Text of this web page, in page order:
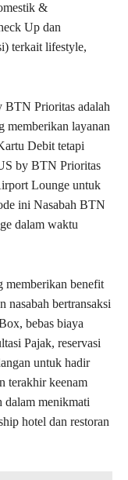
&
Up dan
terkait lifestyle,
BTN Prioritas adalah
memberikan layanan
Debit tetapi
by BTN Prioritas
Lounge untuk
ini Nasabah BTN
dalam waktu
benefit
nasabah bertransaksi
bebas biaya
Pajak, reservasi
untuk hadir
terakhir keenam
dalam menikmati
hotel dan restoran